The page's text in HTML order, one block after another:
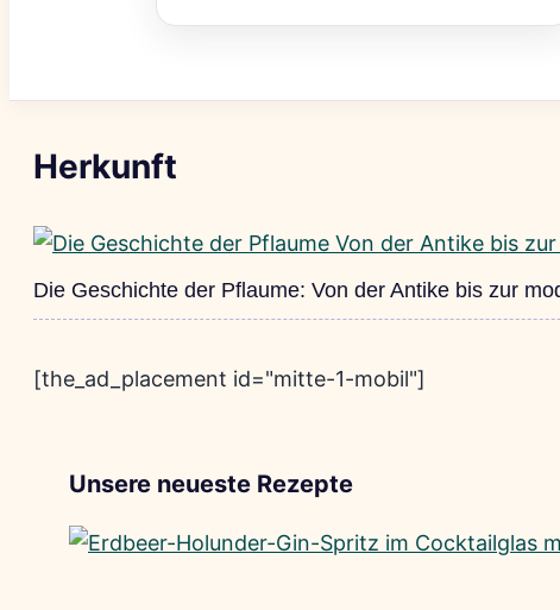
Herkunft
Die Geschichte der Pflaume: Von der Antike bis zur
[the_ad_placement id="mitte-1-mobil"]
Unsere neueste Rezepte